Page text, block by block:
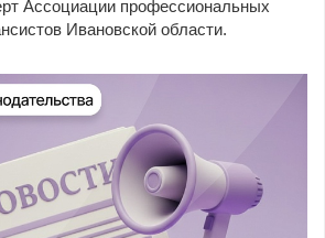
Ассоциации профессиональных
Ивановской области.